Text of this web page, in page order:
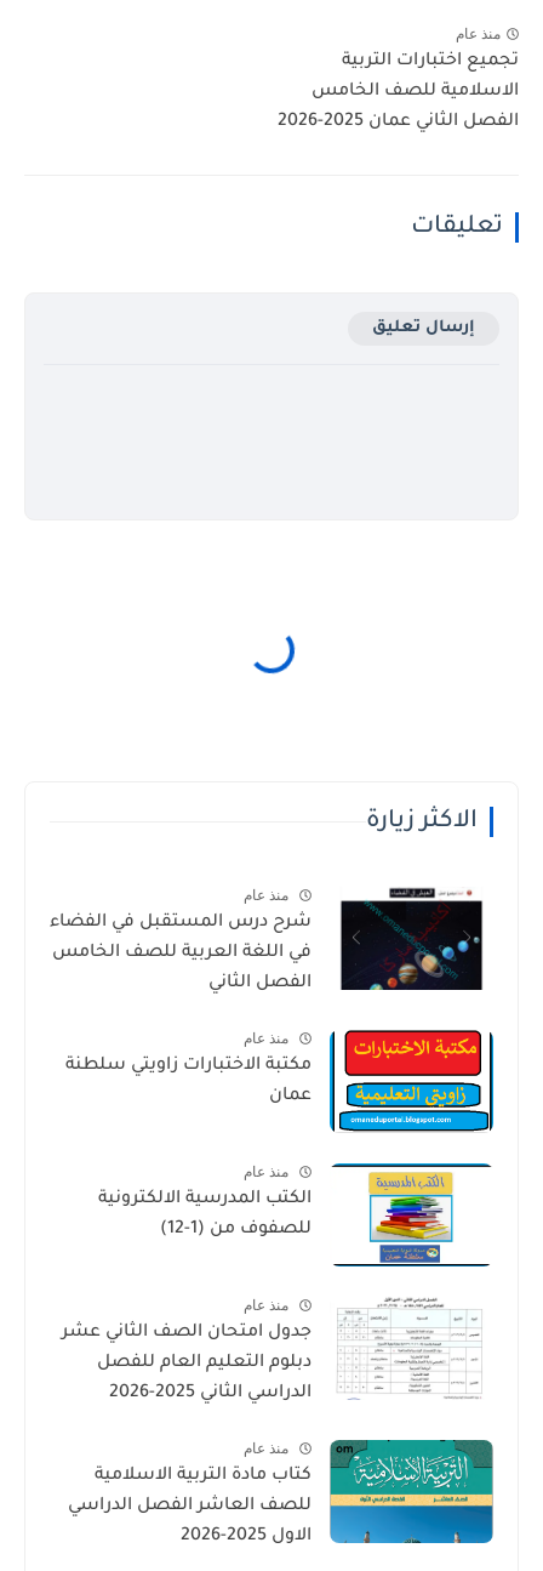
منذ عام
تجميع اختبارات التربية
الاسلامية للصف الخامس
الفصل الثاني عمان 2025-2026
تعليقات
إرسال تعليق
الاكثر زيارة
منذ عام
شرح درس المستقبل في الفضاء
في اللغة العربية للصف الخامس
الفصل الثاني
منذ عام
مكتبة الاختبارات زاويتي سلطنة
عمان
منذ عام
الكتب المدرسية الالكترونية
للصفوف من (1-12)
منذ عام
جدول امتحان الصف الثاني عشر
دبلوم التعليم العام للفصل
الدراسي الثاني 2025-2026
منذ عام
كتاب مادة التربية الاسلامية
للصف العاشر الفصل الدراسي
الاول 2025-2026